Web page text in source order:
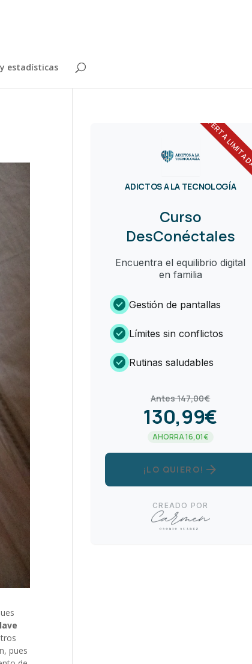
estadísticas
pues
OFERTA
ADICTOS A LA TECNOLOGÍA
Curso
DesConéctales
Encuentra el equilibrio digital
en familia
check_circle Gestión de pantallas
check_circle Límites sin conflictos
check_circle Rutinas saludables
Antes 147,00€
130,99€
AHORRA 16,01€
¡LO QUIERO! arrow_forward
CREADO POR